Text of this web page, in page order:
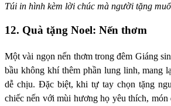
Túi in hình kèm lời chúc mà người tặng
12. Quà tặng Noel: Nến thơm
Một vài ngọn nến thơm trong đêm Giáng
bầu không khí thêm phần lung linh, mang
dễ chịu. Đặc biệt, khi tự tay chọn tặng
chiếc nến với mùi hương họ yêu thích, món